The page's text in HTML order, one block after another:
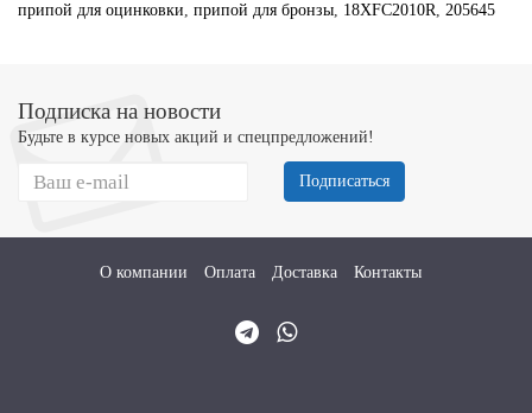
припой для оцинковки, припой для бронзы, 18XFC2010R, 205645
Подписка на новости
Будьте в курсе новых акций и спецпредложений!
Подписаться
О компании Оплата Доставка Контакты